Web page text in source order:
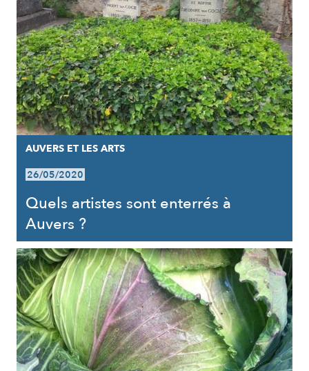
AUVERS ET LES ARTS
26/05/2020
Quels artistes sont enterrés à
Auvers ?